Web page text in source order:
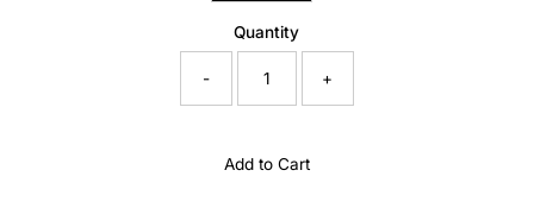
Quantity
- +
Add to Cart